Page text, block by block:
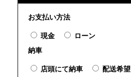
お支払い方法
現金
ローン
納車
店頭にて納車
配送希望